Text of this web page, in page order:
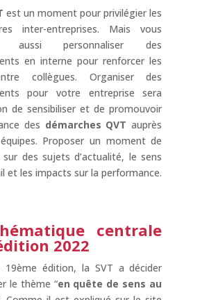
est un moment pour privilégier les
inter-entreprises. Mais vous
aussi personnaliser des
en interne pour renforcer les
collègues. Organiser des
pour votre entreprise sera
de sensibiliser et de promouvoir
des démarches QVT auprès
Proposer un moment de
des sujets d’actualité, le sens
et les impacts sur la performance.
centrale
2022
19ème édition, la SVT a décider
le thème “en quête de sens au